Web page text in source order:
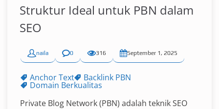
Struktur Ideal untuk PBN dalam
SEO
naila 0 316 September 1, 2025
Anchor Text Backlink PBN
Domain Berkualitas
Private Blog Network (PBN) adalah teknik SEO